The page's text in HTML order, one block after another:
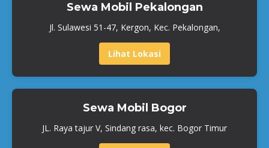
Sewa Mobil Pekalongan
Jl. Sulawesi 51-47, Kergon, Kec. Pekalongan,
Lihat Lokasi
Sewa Mobil Bogor
JL. Raya tajur V, Sindang rasa, kec. Bogor Timur